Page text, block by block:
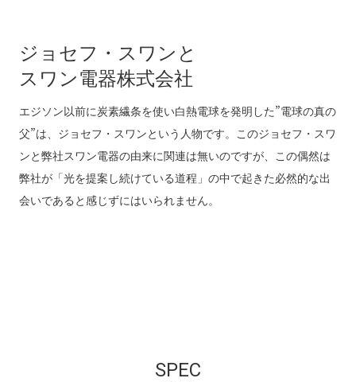
ジョセフ・スワンと
スワン電器株式会社
エジソン以前に炭素繊条を使い白熱電球を発明した”電球の真の
父”は、ジョセフ・スワンという人物です。このジョセフ・スワ
ンと弊社スワン電器の由来に関連は無いのですが、この偶然は
弊社が「光を提案し続けている道程」の中で起きた必然的な出
会いであると感じずにはいられません。
SPEC